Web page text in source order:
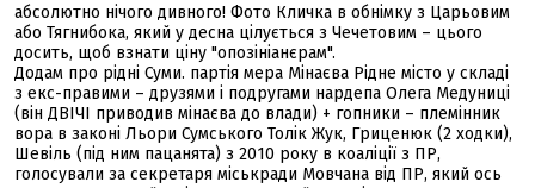
абсолютно нічого дивного! Фото Кличка в обнімку з Царьовим
або Тягнибока, який у десна цілується з Чечетовим – цього
досить, щоб взнати ціну "опозініанєрам".
Додам про рідні Суми. партія мера Мінаєва Рідне місто у складі
з екс-правими – друзями і подругами нардепа Олега Медуниці
(він ДВІЧІ приводив мінаєва до влади) + гопники – племінник
вора в законі Льори Сумського Толік Жук, Гриценюк (2 ходки),
Шевіль (під ним пацанята) з 2010 року в коаліції з ПР,
голосували за секретаря міськради Мовчана від ПР, який ось